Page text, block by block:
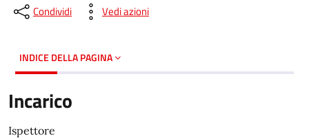
Condividi Vedi azioni
INDICE DELLA PAGINA
Incarico
Ispettore